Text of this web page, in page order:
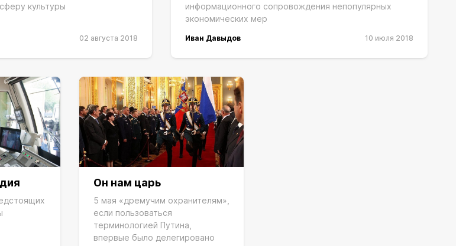
культуры
02 августа 2018
информационного сопровождения непопулярных
экономических мер
Иван Давыдов 10 июля 2018
Он нам царь
5 мая «дремучим охранителям»,
если пользоваться
терминологией Путина,
впервые было делегировано